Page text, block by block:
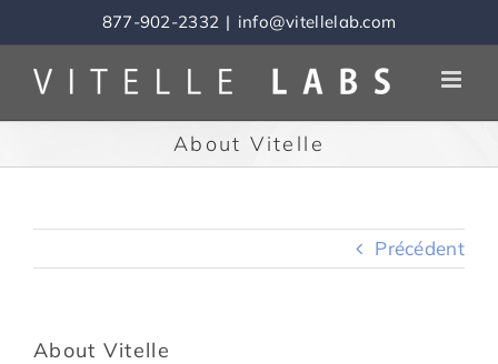
to
content
877-902-2332 | info@vitellelab.com
About Vitelle
Précédent
About Vitelle